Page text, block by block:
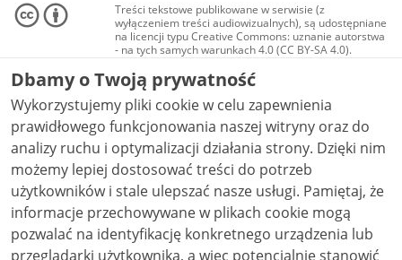
Treści tekstowe publikowane w serwisie (z
wyłączeniem treści audiowizualnych), są udostępniane
na licencji typu Creative Commons: uznanie autorstwa
- na tych samych warunkach 4.0 (CC BY-SA 4.0).
Materiały audiowizualne, w tym zdjęcia, materiały
audio i wideo, są udostępniane na licencji typu
Creative Commons: uznanie autorstwa użycie
niekomercyjne - bez utworów zależnych 4.0 (CC BY-
NC-ND 4.0), o ile nie jest to stwierdzone inaczej.
Dbamy o Twoją prywatność
Wykorzystujemy pliki cookie w celu zapewnienia
prawidłowego funkcjonowania naszej witryny oraz do
analizy ruchu i optymalizacji działania strony. Dzięki nim
możemy lepiej dostosować treści do potrzeb
użytkowników i stale ulepszać nasze usługi. Pamiętaj, że
informacje przechowywane w plikach cookie mogą
pozwalać na identyfikację konkretnego urządzenia lub
przeglądarki użytkownika, a więc potencjalnie stanowić